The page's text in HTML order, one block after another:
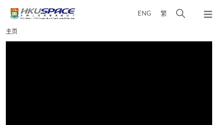
content
ENG 繁
弹
Main
content
主页